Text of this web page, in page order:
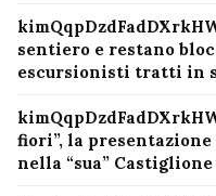
sentiero e restano
escursionisti tratti in
fiori”, la
nella “sua”